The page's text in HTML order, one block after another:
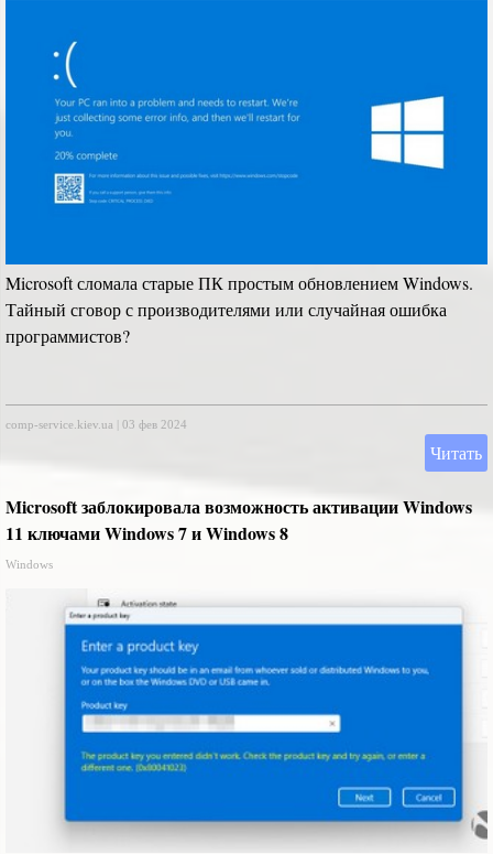
Microsoft сломала старые ПК простым обновлением Windows.
Тайный сговор с производителями или случайная ошибка
программистов?
comp-service.kiev.ua 03 фев 2024
Читать
Microsoft заблокировала возможность активации Windows
11 ключами Windows 7 и Windows 8
Windows